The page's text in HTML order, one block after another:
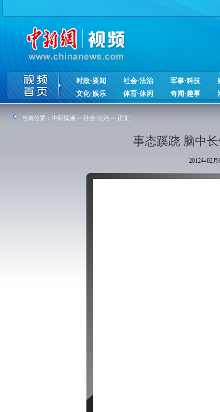
时政·要闻 社会·法治 军事·科技
文化·娱乐
体育·休闲 奇闻·趣事
当前位置： 中新视频 -> 社会·法治 -> 正文
事态蹊跷 脑中
2012年02